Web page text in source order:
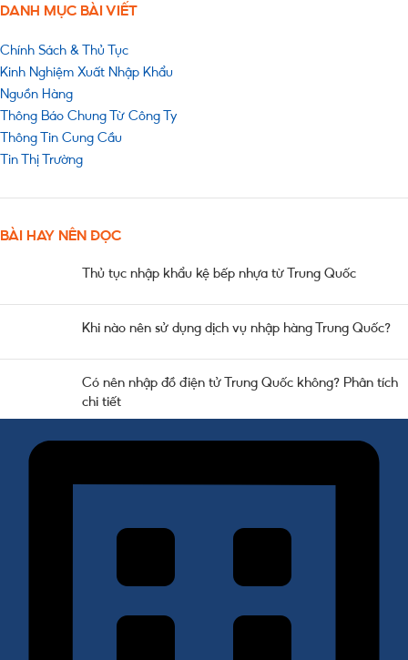
DANH MỤC BÀI VIẾT
Chính Sách & Thủ Tục
Kinh Nghiệm Xuất Nhập Khẩu
Nguồn Hàng
Thông Báo Chung Từ Công Ty
Thông Tin Cung Cầu
Tin Thị Trường
BÀI HAY NÊN ĐỌC
Thủ tục nhập khẩu kệ bếp nhựa từ Trung Quốc
Khi nào nên sử dụng dịch vụ nhập hàng Trung Quốc?
Có nên nhập đồ điện tử Trung Quốc không? Phân tích
chi tiết